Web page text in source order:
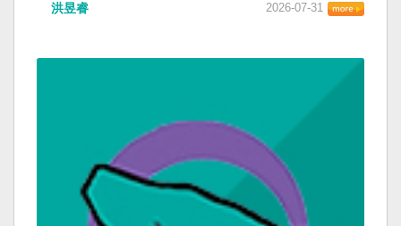
洪昱睿 2026-07-31